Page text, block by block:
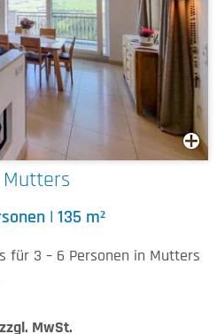
Mutters
| 135 m²
für 3 – 6 Personen in Mutters
MwSt.